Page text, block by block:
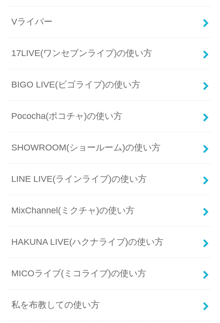
Vライバー
17LIVE(ワンセブンライブ)の使い方
BIGO LIVE(ビゴライブ)の使い方
Pococha(ポコチャ)の使い方
SHOWROOM(ショールーム)の使い方
LINE LIVE(ラインライブ)の使い方
MixChannel(ミクチャ)の使い方
HAKUNA LIVE(ハクナライブ)の使い方
MICOライブ(ミコライブ)の使い方
私を布教しての使い方